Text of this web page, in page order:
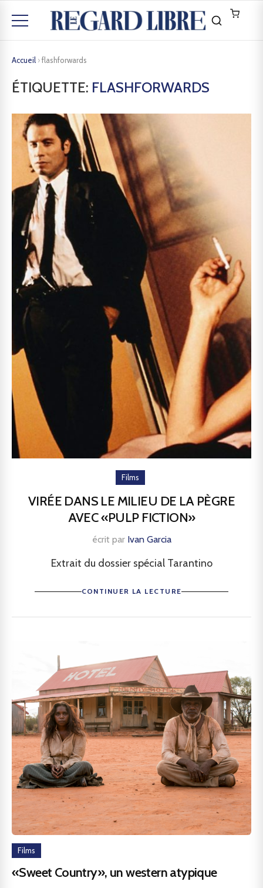
Accueil ›flashforwards
ÉTIQUETTE: FLASHFORWARDS
Films
VIRÉE DANS LE MILIEU DE LA PÈGRE
AVEC «PULP FICTION»
écrit par Ivan Garcia
Extrait du dossier spécial Tarantino
CONTINUER LA LECTURE
Films
«Sweet Country», un western atypique